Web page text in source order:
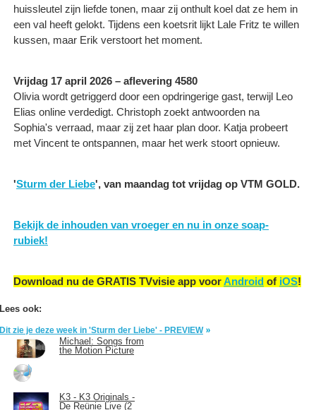
huissleutel zijn liefde tonen, maar zij onthult koel dat ze hem in
een val heeft gelokt. Tijdens een koetsrit lijkt Lale Fritz te willen
kussen, maar Erik verstoort het moment.
Vrijdag 17 april 2026 – aflevering 4580
Olivia wordt getriggerd door een opdringerige gast, terwijl Leo
Elias online verdedigt. Christoph zoekt antwoorden na
Sophia's verraad, maar zij zet haar plan door. Katja probeert
met Vincent te ontspannen, maar het werk stoort opnieuw.
'Sturm der Liebe', van maandag tot vrijdag op VTM GOLD.
Bekijk de inhouden van vroeger en nu in onze soap-
rubiek!
Download nu de GRATIS TVvisie app voorAndroid of iOS!
Lees ook:
Dit zie je deze week in 'Sturm der Liebe' - PREVIEW
Michael: Songs from
the Motion Picture
K3 - K3 Originals -
De Reünie Live (2